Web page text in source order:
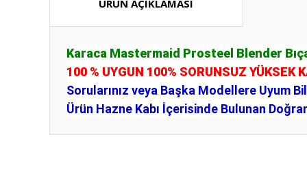
ÜRÜN AÇIKLAMASI
Karaca Mastermaid Prosteel Blender
100 % UYGUN 100% SORUNSUZ YÜKSEK
Sorularınız veya Başka Modellere Uyum
Ürün Hazne Kabı İçerisinde Bulunan